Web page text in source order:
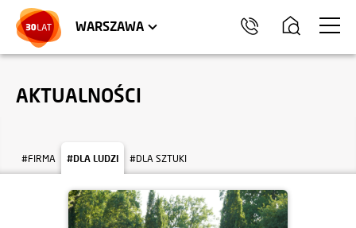
WARSZAWA
HEL
AKTUALNOŚCI
#FIRMA #DLA LUDZI #DLA SZTUKI